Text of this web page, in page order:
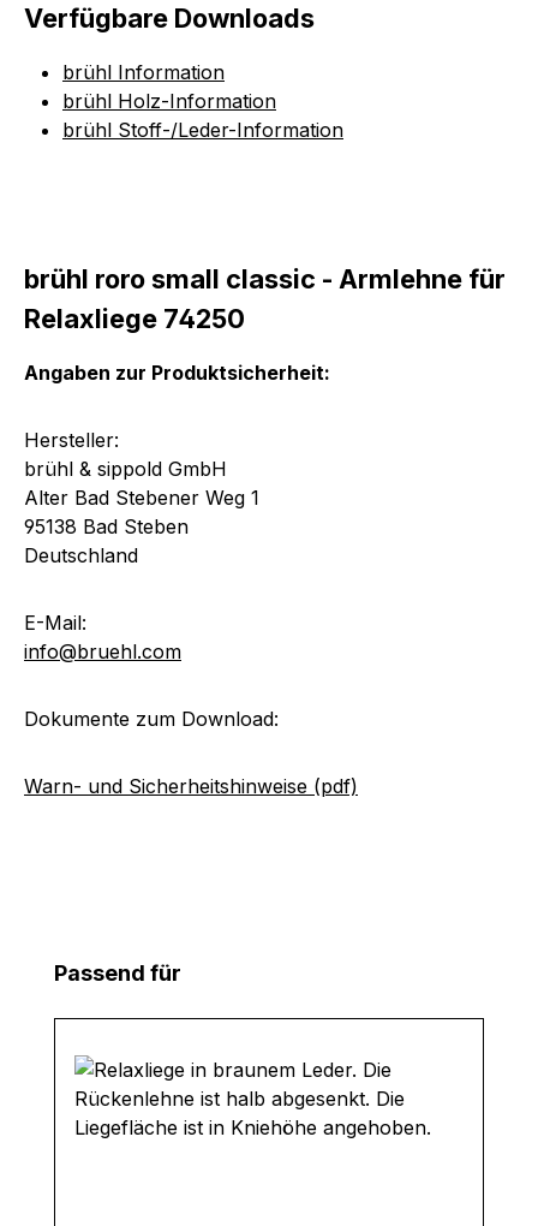
Verfügbare Downloads
brühl Information
brühl Holz-Information
brühl Stoff-/Leder-Information
brühl roro small classic - Armlehne für
Relaxliege 74250
Angaben zur Produktsicherheit:
Hersteller:
brühl & sippold GmbH
Alter Bad Stebener Weg 1
95138 Bad Steben
Deutschland
E-Mail:
info@bruehl.com
Dokumente zum Download:
Warn- und Sicherheitshinweise (pdf)
Produktgalerie überspringen
Passend für